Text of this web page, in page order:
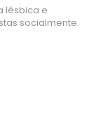
lésbica e
socialmente.